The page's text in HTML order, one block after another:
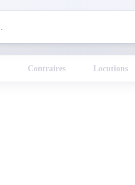
Contraires Locutions